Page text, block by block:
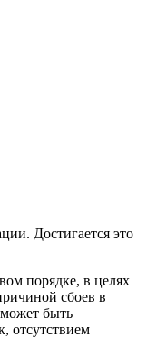
Достигается это
порядке, в целях
сбоев в
быть
отсутствием